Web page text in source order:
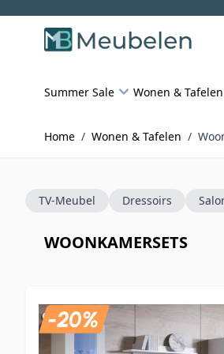
Skip to Content
Summer Sale Wonen & Tafelen
Home / Wonen & Tafelen /
TV-Meubel Dressoirs
WOONKAMERSETS